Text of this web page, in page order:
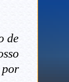
de